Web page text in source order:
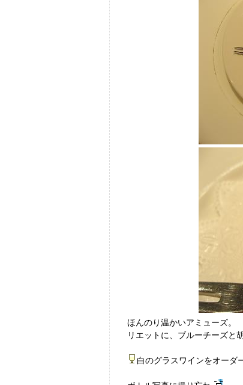
ほんのり温かいアミューズ。
リエットに、ブルーチーズと
白のグラスワインをオーダー